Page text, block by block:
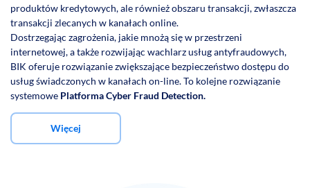
produktów kredytowych, ale również obszaru transakcji, zwłaszcza
transakcji zlecanych w kanałach online.
Dostrzegając zagrożenia, jakie mnożą się w przestrzeni
internetowej, a także rozwijając wachlarz usług antyfraudowych,
BIK oferuje rozwiązanie zwiększające bezpieczeństwo dostępu do
usług świadczonych w kanałach on-line. To kolejne rozwiązanie
systemowe Platforma Cyber Fraud Detection.
Więcej